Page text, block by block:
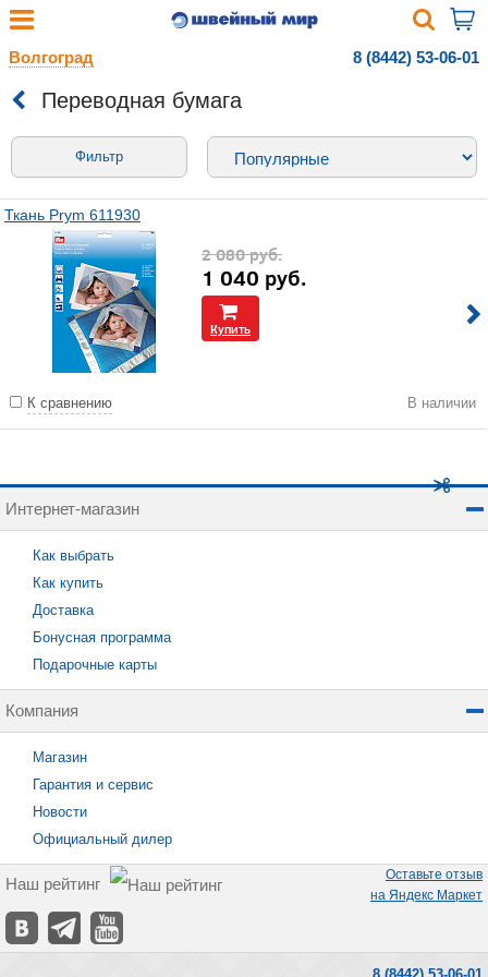
Волгоград 8 (8442) 53-06-01
Переводная бумага
Фильтр
Ткань Prym 611930
2 080руб.
1 040 руб.
Купить
К сравнению В наличии
Интернет-магазин
Как выбрать
Как купить
Доставка
Бонусная программа
Подарочные карты
Компания
Магазин
Гарантия и сервис
Новости
Официальный дилер
Наш рейтинг
Оставьте отзыв
на Яндекс Маркет